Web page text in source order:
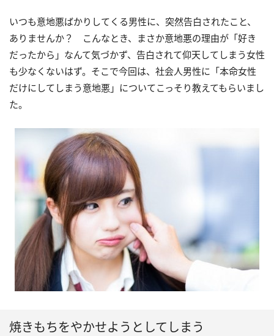
いつも意地悪ばかりしてくる男性に、突然告白されたこと、
ありませんか？ こんなとき、まさか意地悪の理由が「好き
だったから」なんて気づかず、告白されて仰天してしまう女性
も少なくないはず。そこで今回は、社会人男性に「本命女性
だけにしてしまう意地悪」についてこっそり教えてもらいまし
た。
焼きもちをやかせようとしてしまう